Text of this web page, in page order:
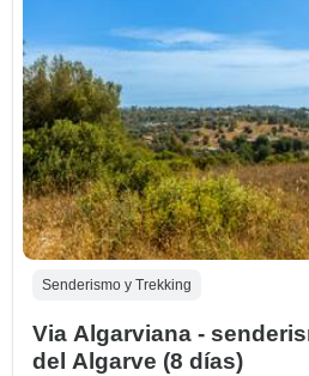
Senderismo y Trekking
Via Algarviana -
del Algarve (8 días)